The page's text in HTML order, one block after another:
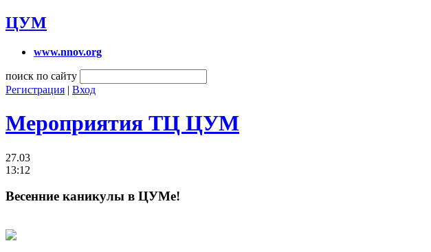
ЦУМ
www.nnov.org
поиск по сайту
Регистрация | Вход
Мероприятия ТЦ ЦУМ
27.03
13:12
Весенние каникулы в ЦУМе!